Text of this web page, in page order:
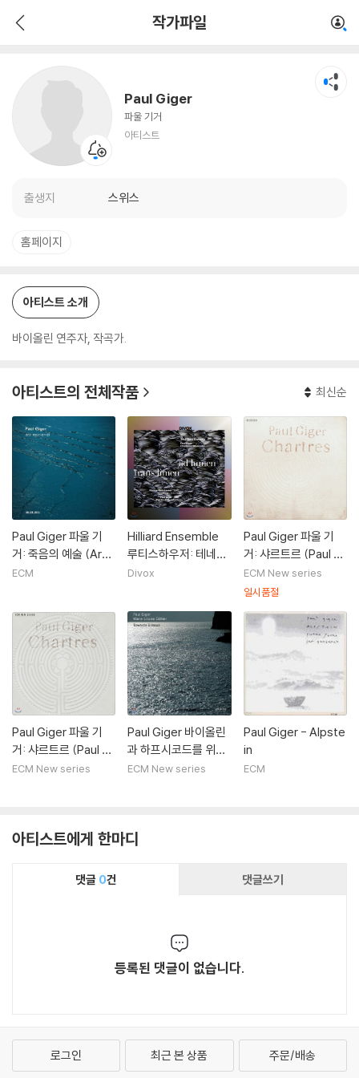
작가파일
Paul Giger
파울 기거
아티스트
출생지 스위스
홈페이지
아티스트 소개
바이올린 연주자, 작곡가.
아티스트의 전체작품 최신순
Paul Giger 파울 기
거: 죽음의 예술 (Ars
Moriendi)
ECM
Hilliard Ensemble
루티스하우저: 테네브
레 / 기거: 페르트 엠 흐
er / Paul Giger)
Divox
Paul Giger 파울 기
거: 샤르트르 (Paul Gi
ger: Chartres) [LP]
ECM New series
일시품절
Paul Giger 파울 기
거: 샤르트르 (Paul Gi
ger: Chartres)
ECM New series
Paul Giger 바이올린
과 하프시코드를 위해
편곡한 바흐 작품 (To
ECM New series
Paul Giger - Alpste
in
ECM
아티스트에게 한마디
댓글 0건 댓글쓰기
등록된 댓글이 없습니다.
로그인 최근 본 상품 주문/배송